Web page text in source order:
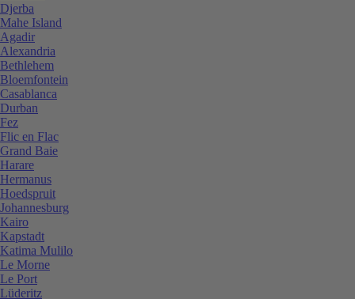
Djerba
Mahe Island
Agadir
Alexandria
Bethlehem
Bloemfontein
Casablanca
Durban
Fez
Flic en Flac
Grand Baie
Harare
Hermanus
Hoedspruit
Johannesburg
Kairo
Kapstadt
Katima Mulilo
Le Morne
Le Port
Lüderitz